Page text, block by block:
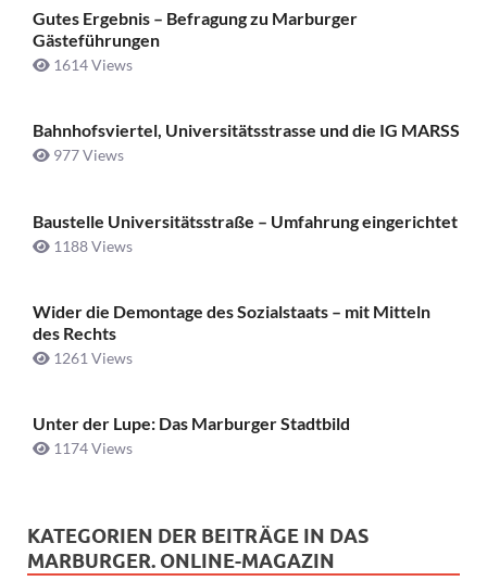
Gutes Ergebnis – Befragung zu Marburger
Gästeführungen
1614 Views
Bahnhofsviertel, Universitätsstrasse und die IG MARSS
977 Views
Baustelle Universitätsstraße ­– Umfahrung eingerichtet
1188 Views
Wider die Demontage des Sozialstaats – mit Mitteln
des Rechts
1261 Views
Unter der Lupe: Das Marburger Stadtbild
1174 Views
KATEGORIEN DER BEITRÄGE IN DAS
MARBURGER. ONLINE-MAGAZIN